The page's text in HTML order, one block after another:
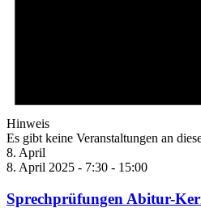
Hinweis
Es gibt keine Veranstaltungen an
8. April
8. April 2025 - 7:30 - 15:00
Sprechprüfungen Abitur-